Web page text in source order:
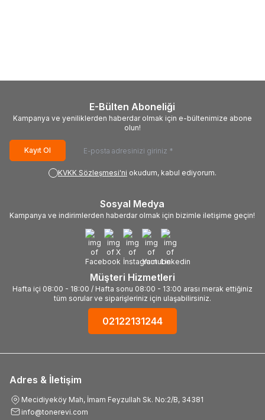
E-Bülten Aboneliği
Kampanya ve yeniliklerden haberdar olmak için e-bültenimize abone
olun!
Kayıt Ol
KVKK Sözleşmesi'ni okudum, kabul ediyorum.
Sosyal Medya
Kampanya ve indirimlerden haberdar olmak için bizimle iletişime geçin!
Müşteri Hizmetleri
Hafta içi 08:00 - 18:00 / Hafta sonu 08:00 - 13:00 arası merak ettiğiniz
tüm sorular ve siparişleriniz için ulaşabilirsiniz.
02122131244
Adres & İletişim
Mecidiyeköy Mah, İmam Feyzullah Sk. No:2/B, 34381
info@tonerevi.com